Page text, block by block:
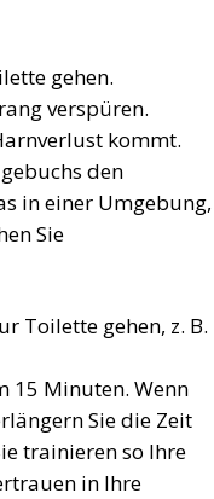
gehen.
verspüren.
kommt.
den
in einer Umgebung,
Sie
Toilette gehen, z. B.
15 Minuten. Wenn
Sie die Zeit
trainieren so Ihre
in Ihre